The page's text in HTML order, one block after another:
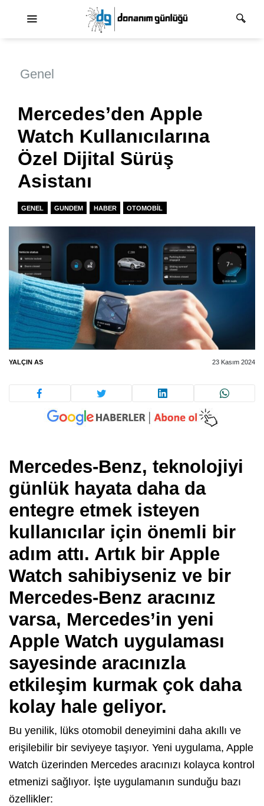
Genel
Mercedes’den Apple
Watch Kullanıcılarına
Özel Dijital Sürüş
Asistanı
GENEL GUNDEM HABER OTOMOBIL
YALÇIN AS 23 Kasım 2024
Mercedes-Benz, teknolojiyi
günlük hayata daha da
entegre etmek isteyen
kullanıcılar için önemli bir
adım attı. Artık bir Apple
Watch sahibiyseniz ve bir
Mercedes-Benz aracınız
varsa, Mercedes’in yeni
Apple Watch uygulaması
sayesinde aracınızla
etkileşim kurmak çok daha
kolay hale geliyor.
Bu yenilik, lüks otomobil deneyimini daha akıllı ve
erişilebilir bir seviyeye taşıyor. Yeni uygulama, Apple
Watch üzerinden Mercedes aracınızı kolayca kontrol
etmenizi sağlıyor. İşte uygulamanın sunduğu bazı
özellikler: